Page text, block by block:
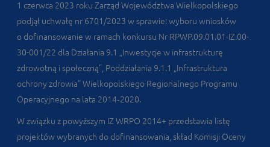
1 czerwca 2023 roku Zarząd Województwa Wielkopolskiego
podjął uchwałę nr 6701/2023 w sprawie: wyboru wniosków
o dofinansowanie w ramach konkursu Nr RPWP.09.01.01-IZ.00-
30-001/22 dla Działania 9.1 „Inwestycje w infrastrukturę
zdrowotną i społeczną”, Poddziałania 9.1.1 „Infrastruktura
ochrony zdrowia” Wielkopolskiego Regionalnego Programu
Operacyjnego na lata 2014‑2020.
W związku z powyższym IZ WRPO 2014+ przedstawia listę
projektów wybranych do dofinansowania, skład Komisji Oceny